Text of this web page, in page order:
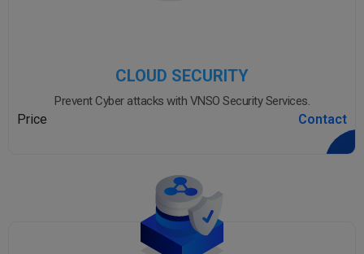
CLOUD SECURITY
Prevent Cyber attacks with VNSO Security Services.
Price Contact